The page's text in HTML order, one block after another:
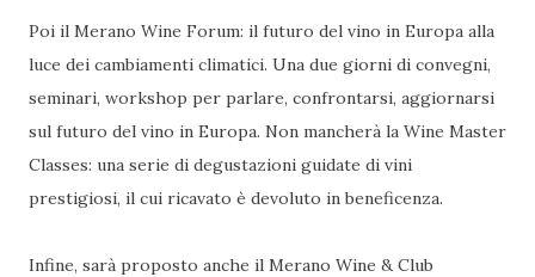
Poi il Merano Wine Forum: il futuro del vino in Europa alla
luce dei cambiamenti climatici. Una due giorni di convegni,
seminari, workshop per parlare, confrontarsi, aggiornarsi
sul futuro del vino in Europa. Non mancherà la Wine Master
Classes: una serie di degustazioni guidate di vini
prestigiosi, il cui ricavato è devoluto in beneficenza.
Infine, sarà proposto anche il Merano Wine & Club